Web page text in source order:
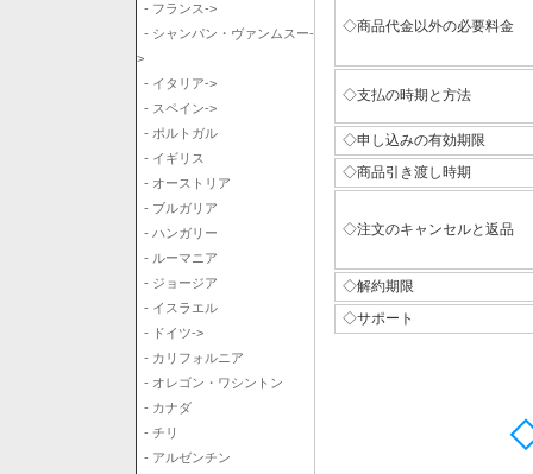
- フランス->
- シャンパン・ヴァンムスー-
>
- イタリア->
- スペイン->
- ポルトガル
- イギリス
- オーストリア
- ブルガリア
- ハンガリー
- ルーマニア
- ジョージア
- イスラエル
- ドイツ->
- カリフォルニア
- オレゴン・ワシントン
- カナダ
- チリ
- アルゼンチン
◇商品代金以外の必要料金
◇支払の時期と方法
◇申し込みの有効期限
◇商品引き渡し時期
◇注文のキャンセルと返品
◇解約期限
◇サポート